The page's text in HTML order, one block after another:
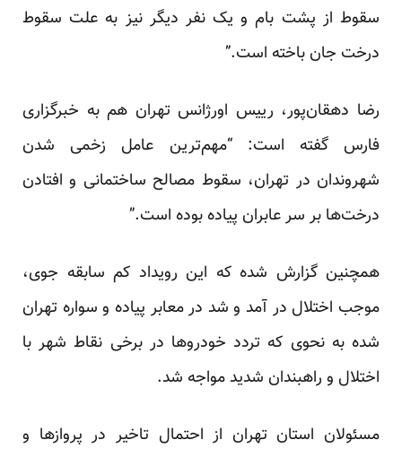
سقوط از پشت بام و یک نفر دیگر نیز به علت سقوط
درخت جان باخته است.”
رضا دهقان‌پور، رییس اورژانس تهران هم به خبرگزاری
فارس گفته است: “مهم‌ترین عامل زخمی شدن
شهروندان در تهران، سقوط مصالح ساختمانی و افتادن
درخت‌ها بر سر عابران پیاده بوده است.”
همچنین گزارش شده که این رویداد کم سابقه جوی،
موجب اختلال در آمد و شد در معابر پیاده و سواره تهران
شده به نحوی که تردد خودروها در برخی نقاط شهر با
اختلال و راهبندان شدید مواجه شد.
مسئولان استان تهران از احتمال تاخیر در پروازها و